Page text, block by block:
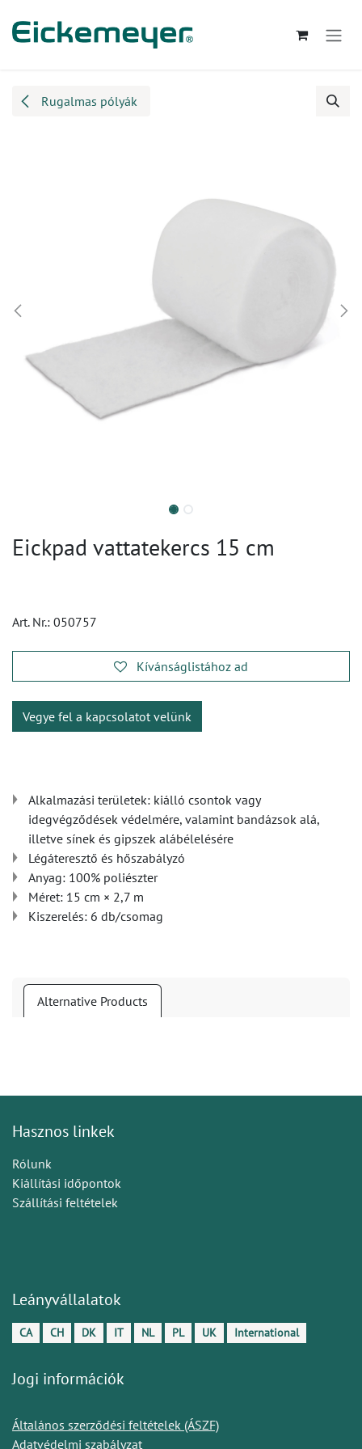
Rugalmas pólyák
Eickpad vattatekercs 15 cm
Art. Nr.: 050757
Kívánságlistához ad
Vegye fel a kapcsolatot velünk
Alkalmazási területek: kiálló csontok vagy
idegvégződések védelmére, valamint bandázsok alá,
illetve sínek és gipszek alábélelésére
Légáteresztő és hőszabályzó
Anyag: 100% poliészter
Méret: 15 cm × 2,7 m
Kiszerelés: 6 db/csomag
Alternative Products
Hasznos linkek
Rólunk
Kiállítási időpontok
Szállítási feltételek
Leányvállalatok
CA CH DK IT NL PL UK International
Jogi információk
Általános szerződési feltételek (ÁSZF)
Adatvédelmi szabályzat